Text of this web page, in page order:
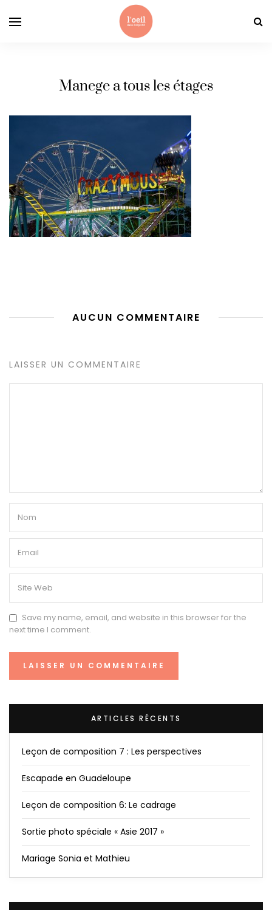
Manege a tous les étages
AUCUN COMMENTAIRE
LAISSER UN COMMENTAIRE
Save my name, email, and website in this browser for the
next time I comment.
ARTICLES RÉCENTS
Leçon de composition 7 : Les perspectives
Escapade en Guadeloupe
Leçon de composition 6: Le cadrage
Sortie photo spéciale « Asie 2017 »
Mariage Sonia et Mathieu